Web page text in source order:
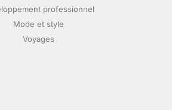
professionnel
Mode et style
Voyages